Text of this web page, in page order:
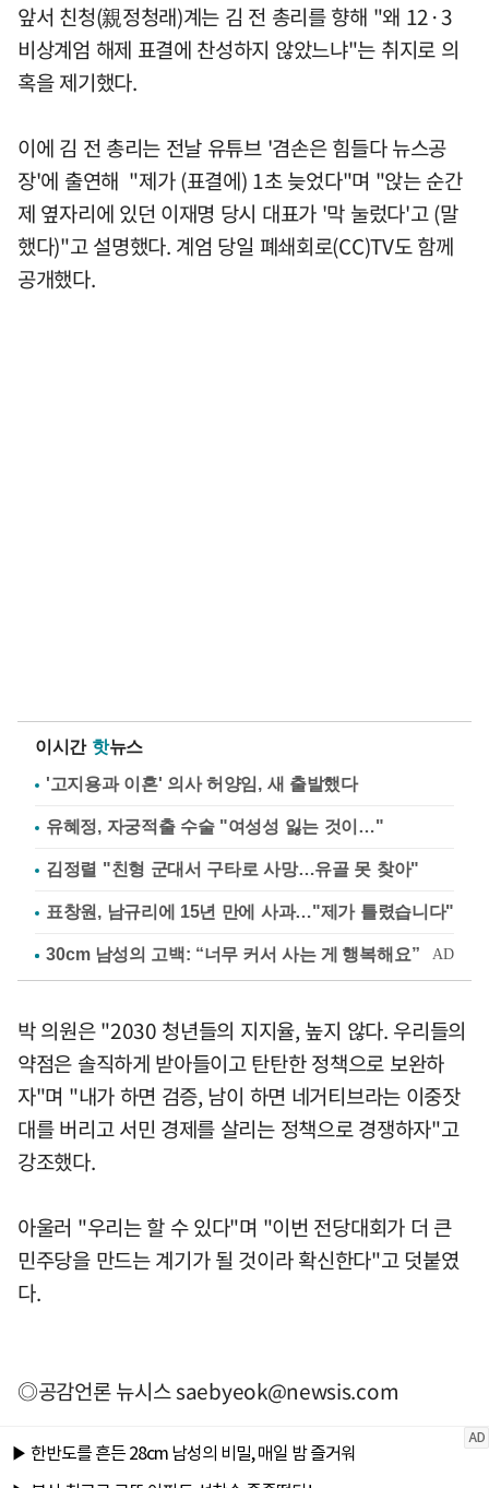
앞서 친청(親정청래)계는 김 전 총리를 향해 "왜 12·3
비상계엄 해제 표결에 찬성하지 않았느냐"는 취지로 의
혹을 제기했다.
이에 김 전 총리는 전날 유튜브 '겸손은 힘들다 뉴스공
장'에 출연해 "제가 (표결에) 1초 늦었다"며 "앉는 순간
제 옆자리에 있던 이재명 당시 대표가 '막 눌렀다'고 (말
했다)"고 설명했다. 계엄 당일 폐쇄회로(CC)TV도 함께
공개했다.
이시간 핫뉴스
'고지용과 이혼' 의사 허양임, 새 출발했다
유혜정, 자궁적출 수술 "여성성 잃는 것이…"
김정렬 "친형 군대서 구타로 사망…유골 못 찾아"
표창원, 남규리에 15년 만에 사과…"제가 틀렸습니다"
박 의원은 "2030 청년들의 지지율, 높지 않다. 우리들의
약점은 솔직하게 받아들이고 탄탄한 정책으로 보완하
자"며 "내가 하면 검증, 남이 하면 네거티브라는 이중잣
대를 버리고 서민 경제를 살리는 정책으로 경쟁하자"고
강조했다.
아울러 "우리는 할 수 있다"며 "이번 전당대회가 더 큰
민주당을 만드는 계기가 될 것이라 확신한다"고 덧붙였
다.
◎공감언론 뉴시스saebyeok@newsis.com